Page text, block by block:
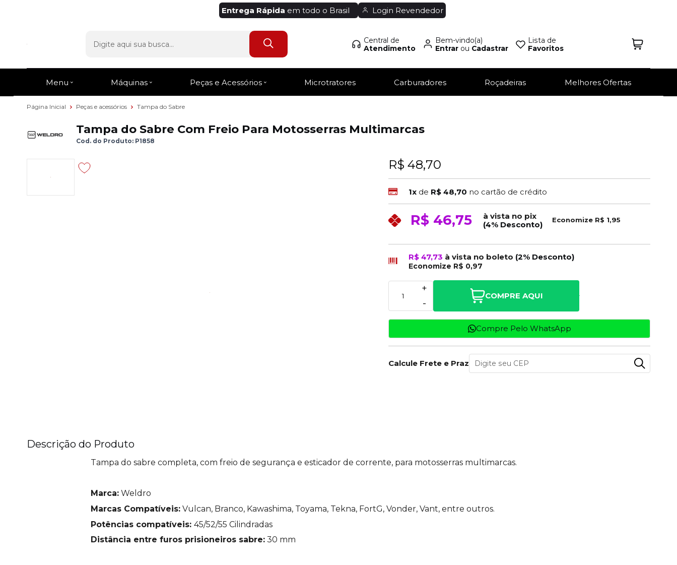
Entrega Rápida em todo o Brasil Login Revendedor
Central de
Atendimento
Bem-vindo(a)
Entrarou Cadastrar
Lista de
Favoritos
Menu Máquinas Peças e Acessórios Microtratores Carburadores Roçadeiras Melhores Ofertas
Página Inicial Peças e acessórios Tampa do Sabre
Tampa do Sabre Com Freio Para Motosserras Multimarcas
Cod. do Produto: P1858
R$ 48,70
1x de R$ 48,70 no cartão de crédito
R$ 46,75
à vista no pix
(4% Desconto)
Economize R$ 1,95
R$ 47,73 à vista no boleto (2% Desconto)
Economize R$ 0,97
-
+
COMPRE AQUI
Compre Pelo WhatsApp
Calcule Frete e Prazo
Descrição do Produto
Tampa do sabre completa, com freio de segurança e esticador de corrente, para motosserras multimarcas.
Marca: Weldro
Marcas Compatíveis: Vulcan, Branco, Kawashima, Toyama, Tekna, FortG, Vonder, Vant, entre outros.
Potências compatíveis: 45/52/55 Cilindradas
Distância entre furos prisioneiros sabre: 30 mm